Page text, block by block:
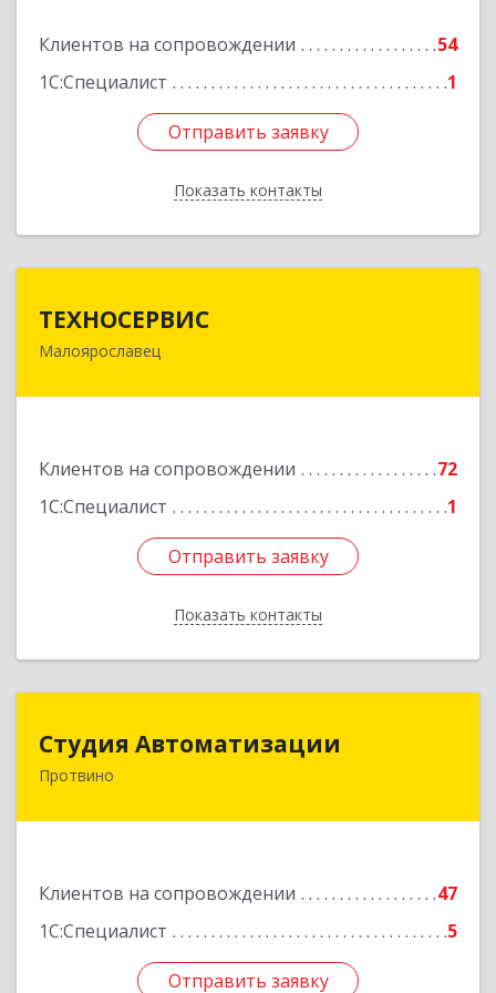
Клиентов на сопровождении
54
1С:Специалист
1
Отправить заявку
Показать контакты
Отправить заявку
Назад
ТЕХНОСЕРВИС
Малоярославец
Клиентов на сопровождении
72
1С:Специалист
1
Отправить заявку
Показать контакты
249094, Калужская обл, Малоярославецкий р-н,
Отправить заявку
Назад
Студия Автоматизации
Протвино
Клиентов на сопровождении
47
1С:Специалист
5
Отправить заявку
142281, Московская обл, Протвино г, Ленина
Отправить заявку